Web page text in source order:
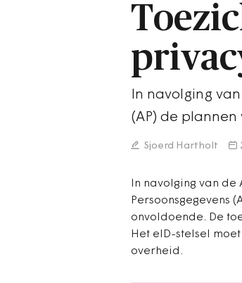
In navolging
(AP) de
Sjoerd Hartholt
In navolging van
Persoonsgegevens
onvoldoende. De
Het eID-stelsel
overheid.